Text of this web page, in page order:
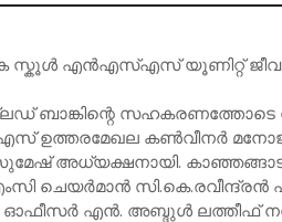
സ്കൂൾ എൻഎസ്എസ് യൂണിറ്റ്
ബാങ്കിന്റെ സഹകരണത്തോടെ
ഉത്തരമേഖല കൺവീനർ മനോജ്
അധ്യക്ഷനായി.
സി.കെ.രവീന്ദ്രൻ
എൻ. അബ്ദുൾ ലത്തീഫ്